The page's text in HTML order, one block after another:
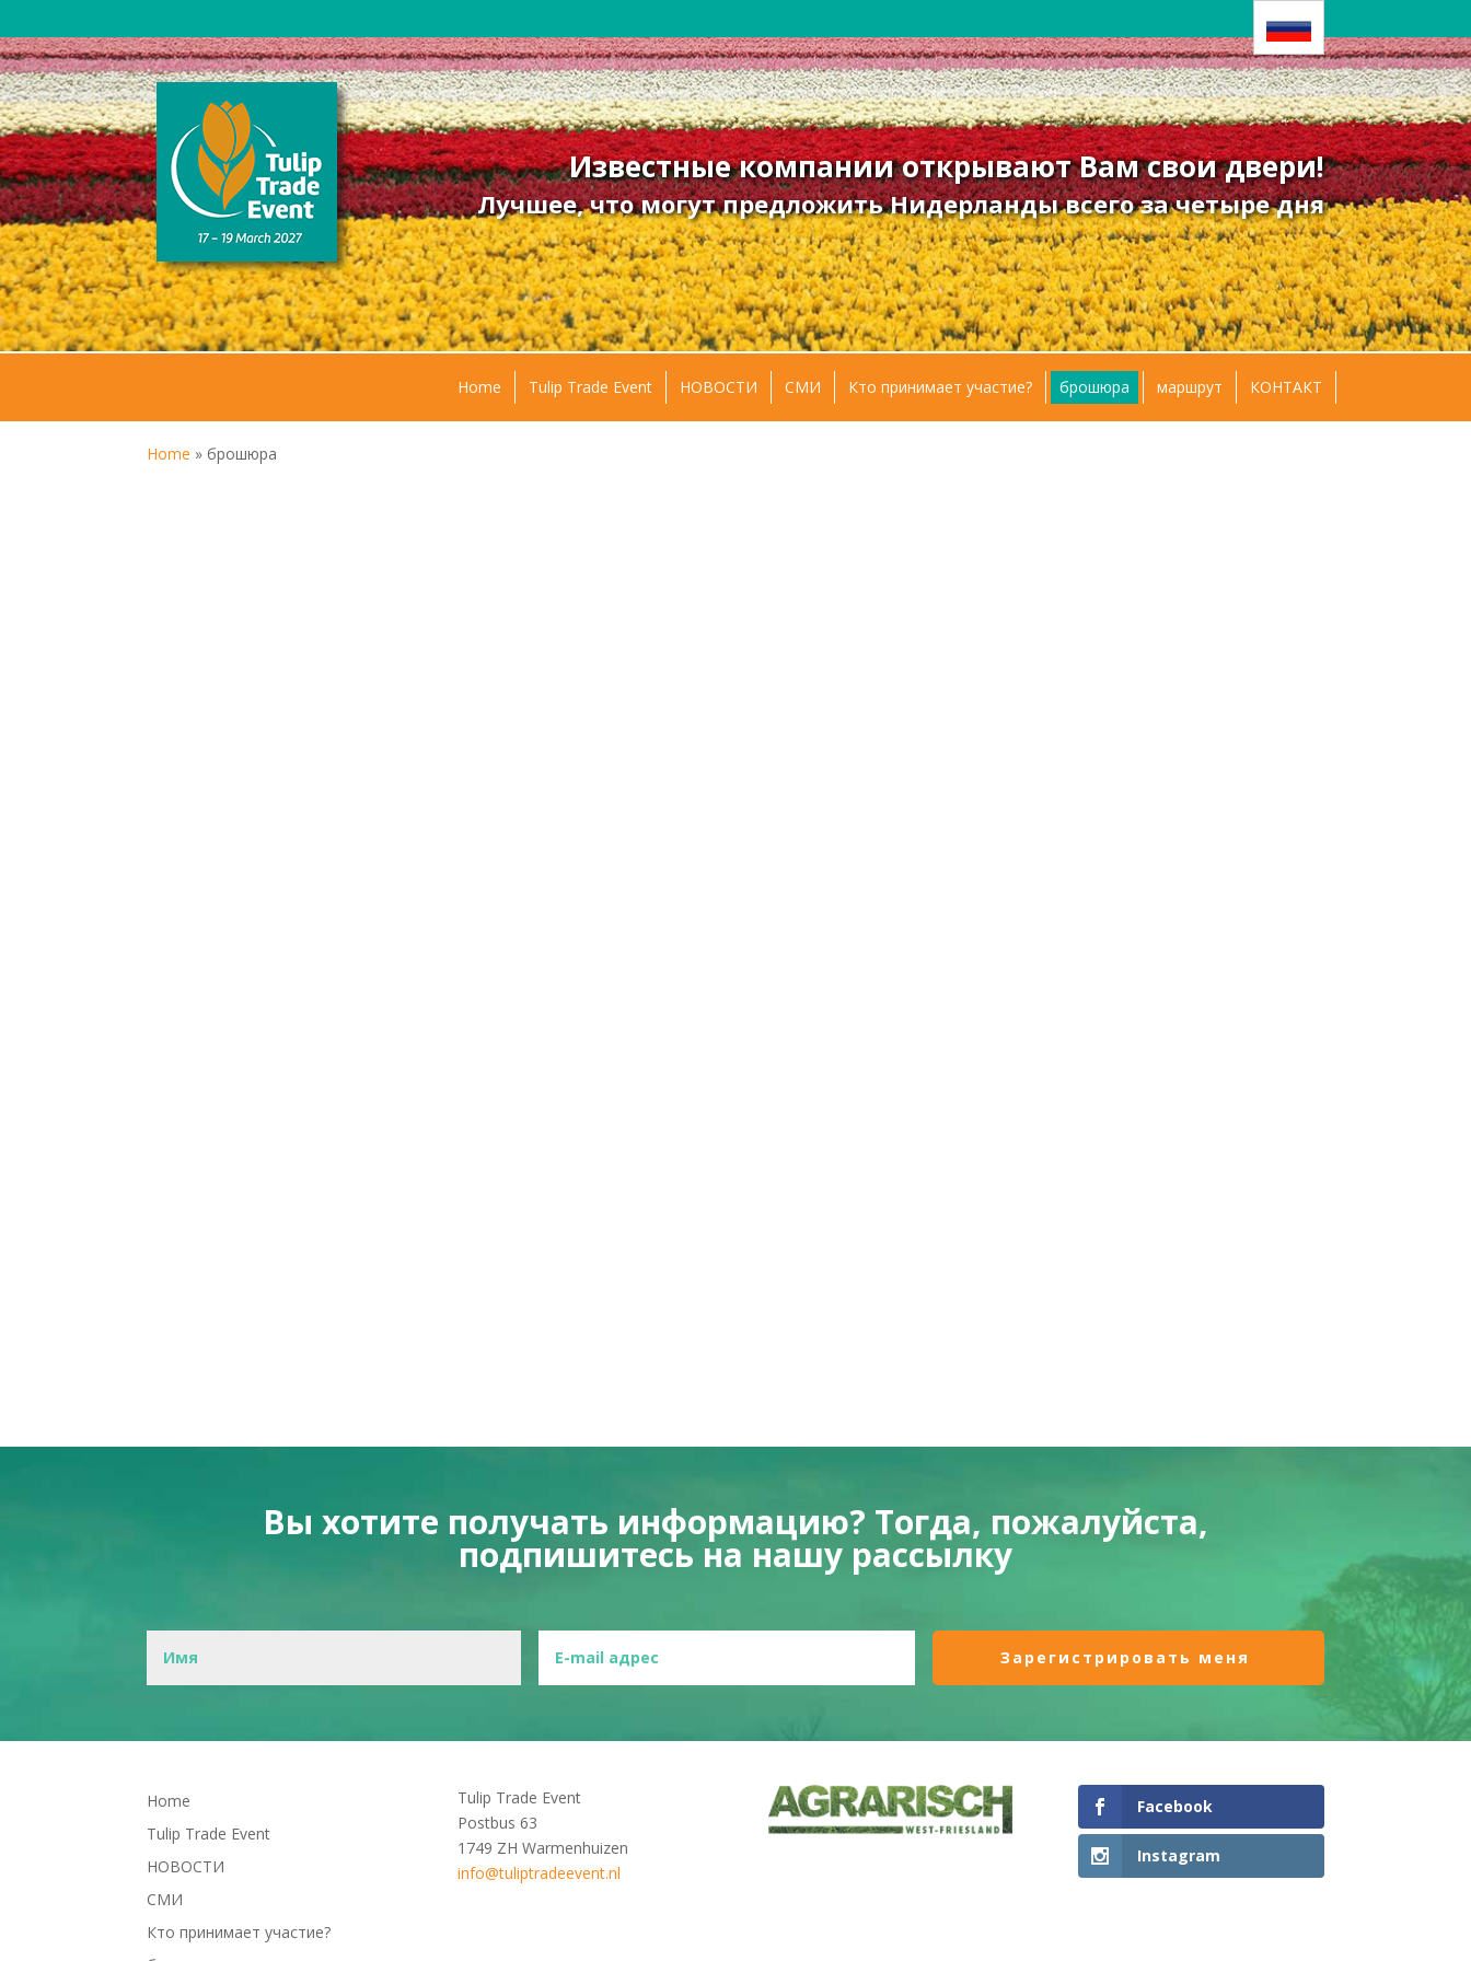
Известные компании открывают Вам свои двери!
Лучшее, что могут предложить Нидерланды всего за четыре дня
Home Tulip Trade Event НОВОСТИ СМИ Кто принимает участие? брошюра маршрут КОНТАКТ
Home » брошюра
Вы хотите получать информацию? Тогда, пожалуйста,
подпишитесь на нашу рассылку
Home
Tulip Trade Event
НОВОСТИ
СМИ
Кто принимает участие?
Tulip Trade Event
Postbus 63
1749 ZH Warmenhuizen
info@tuliptradeevent.nl
Facebook
Instagram